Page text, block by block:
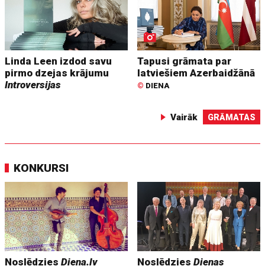
Linda Leen izdod savu
pirmo dzejas krājumu
Introversijas
Tapusi grāmata par
latviešiem Azerbaidžānā
© DIENA
Vairāk GRĀMATAS
KONKURSI
NoslēdziesDiena.lv NoslēdziesDienas